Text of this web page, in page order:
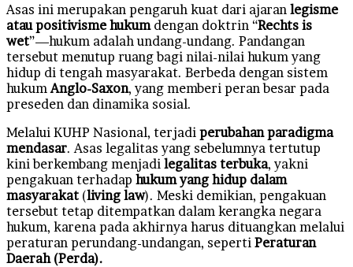
Asas ini merupakan pengaruh kuat dari ajaran legisme
atau positivisme hukumdengan doktrin “Rechts is
wet”—hukum adalah undang-undang. Pandangan
tersebut menutup ruang bagi nilai-nilai hukum yang
hidup di tengah masyarakat. Berbeda dengan sistem
hukum Anglo-Saxon, yang memberi peran besar pada
preseden dan dinamika sosial.
Melalui KUHP Nasional, terjadi perubahan paradigma
mendasar. Asas legalitas yang sebelumnya tertutup
kini berkembang menjadi legalitas terbuka, yakni
pengakuan terhadap hukum yang hidup dalam
masyarakat (living law). Meski demikian, pengakuan
tersebut tetap ditempatkan dalam kerangka negara
hukum, karena pada akhirnya harus dituangkan melalui
peraturan perundang-undangan, seperti Peraturan
Daerah (Perda).